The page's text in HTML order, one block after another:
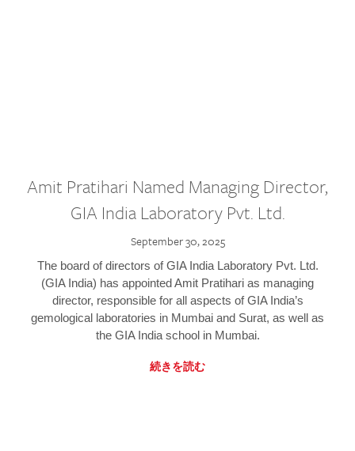
Amit Pratihari Named Managing Director,
GIA India Laboratory Pvt. Ltd.
September 30, 2025
The board of directors of GIA India Laboratory Pvt. Ltd.
(GIA India) has appointed Amit Pratihari as managing
director, responsible for all aspects of GIA India’s
gemological laboratories in Mumbai and Surat, as well as
the GIA India school in Mumbai.
続きを読む